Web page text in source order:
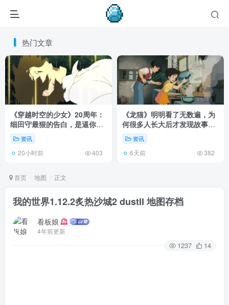
热门文章
《穿越时空的少女》20周年：
细田守最狠的告白，是逼你承
认有些夏天回不去了！
资讯
20小时前 403
《龙猫》明明看了无数遍，为
何很多人长大后才发现故事根
本不在 1988 年！
资讯
6天前 382
首页 地图 正文
我的世界1.12.2炙热沙城2 dustII 地图存档
看板娘
4年前更新
1237 14